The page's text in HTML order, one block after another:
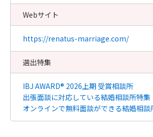
Webサイト
https://renatus-marriage.com/
選出特集
IBJ AWARD® 2026上期 受賞相談所
出張面談に対応している結婚相談所特集
オンラインで無料面談ができる結婚相談